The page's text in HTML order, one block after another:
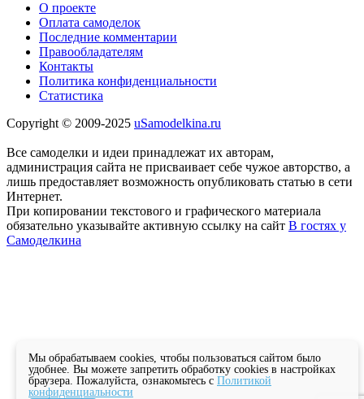
О проекте
Оплата самоделок
Последние комментарии
Правообладателям
Контакты
Политика конфиденциальности
Статистика
Copyright © 2009-2025 uSamodelkina.ru
Все самоделки и идеи принадлежат их авторам,
администрация сайта не присваивает себе чужое авторство, а
лишь предоставляет возможность опубликовать статью в сети
Интернет.
При копировании текстового и графического материала
обязательно указывайте активную ссылку на сайт В гостях у
Самоделкина
Мы обрабатываем cookies, чтобы пользоваться сайтом было
удобнее. Вы можете запретить обработку cookies в настройках
браузера. Пожалуйста, ознакомьтесь с Политикой
конфиденциальности